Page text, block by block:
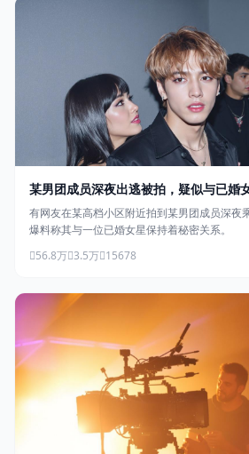
某男团成员深夜出逃被拍，疑似与已婚
有网友在某高档小区附近拍到某男团成员深夜
爆料称其与一位已婚女星保持着秘密关系。
56.8万 3.5万 15678